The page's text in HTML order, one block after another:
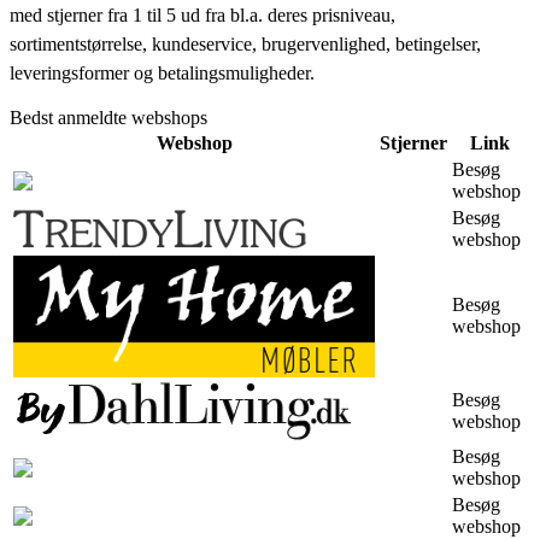
med stjerner fra 1 til 5 ud fra bl.a. deres prisniveau,
sortimentstørrelse, kundeservice, brugervenlighed, betingelser,
leveringsformer og betalingsmuligheder.
Bedst anmeldte webshops
Webshop
Stjerner
Link
Besøg
webshop
Besøg
webshop
Besøg
webshop
Besøg
webshop
Besøg
webshop
Besøg
webshop